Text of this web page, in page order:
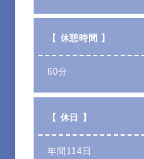
【 休憩時間 】
60分
【 休日 】
年間114日